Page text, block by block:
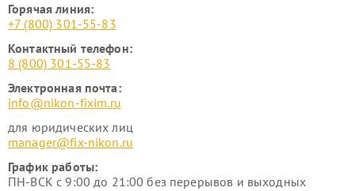
Горячая линия:
+7 (800) 301-55-83
Контактный телефон:
8 (800) 301-55-83
Электронная почта:
info@nikon-fixim.ru
для юридических лиц
manager@fix-nikon.ru
График работы:
ПН-ВСК с 9:00 до 21:00 без перерывов и выходных